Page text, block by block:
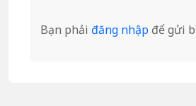
Bạn phải đăng nhập để gửi